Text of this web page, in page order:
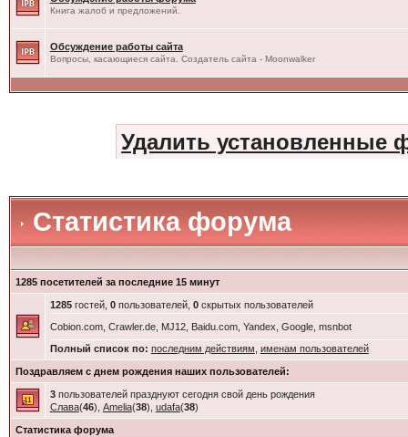
Книга жалоб и предложений.
Обсуждение работы сайта
Вопросы, касающиеся сайта. Создатель сайта - Moonwalker
Удалить установленные
Статистика форума
1285 посетителей за последние 15 минут
1285гостей, 0пользователей, 0скрытых пользователей
Cobion.com, Crawler.de, MJ12, Baidu.com, Yandex, Google, msnbot
Полный список по: последним действиям именам пользователей
Поздравляем с днем рождения наших пользователей:
3пользователей празднуют сегодня свой день рождения
Слава(46), Amelia(38), udafa(38)
Статистика форума